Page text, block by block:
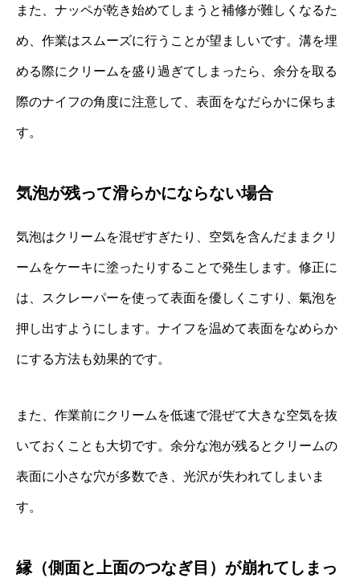
また、ナッペが乾き始めてしまうと補修が難しくなるた
め、作業はスムーズに行うことが望ましいです。溝を埋
める際にクリームを盛り過ぎてしまったら、余分を取る
際のナイフの角度に注意して、表面をなだらかに保ちま
す。
気泡が残って滑らかにならない場合
気泡はクリームを混ぜすぎたり、空気を含んだままクリ
ームをケーキに塗ったりすることで発生します。修正に
は、スクレーパーを使って表面を優しくこすり、氣泡を
押し出すようにします。ナイフを温めて表面をなめらか
にする方法も効果的です。
また、作業前にクリームを低速で混ぜて大きな空気を抜
いておくことも大切です。余分な泡が残るとクリームの
表面に小さな穴が多数でき、光沢が失われてしまいま
す。
縁（側面と上面のつなぎ目）が崩れてしまっ